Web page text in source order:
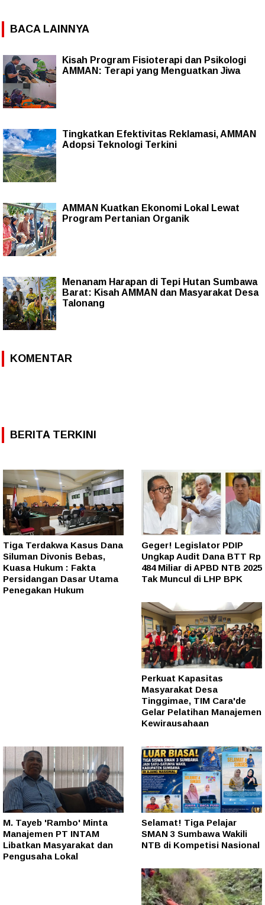
BACA LAINNYA
Kisah Program Fisioterapi dan Psikologi
AMMAN: Terapi yang Menguatkan Jiwa
Tingkatkan Efektivitas Reklamasi, AMMAN
Adopsi Teknologi Terkini
AMMAN Kuatkan Ekonomi Lokal Lewat
Program Pertanian Organik
Menanam Harapan di Tepi Hutan Sumbawa
Barat: Kisah AMMAN dan Masyarakat Desa
Talonang
KOMENTAR
BERITA TERKINI
Tiga Terdakwa Kasus Dana
Siluman Divonis Bebas,
Kuasa Hukum : Fakta
Persidangan Dasar Utama
Penegakan Hukum
Geger! Legislator PDIP
Ungkap Audit Dana BTT Rp
484 Miliar di APBD NTB 2025
Tak Muncul di LHP BPK
Perkuat Kapasitas
Masyarakat Desa
Tinggimae, TIM Cara'de
Gelar Pelatihan Manajemen
Kewirausahaan
M. Tayeb 'Rambo' Minta
Manajemen PT INTAM
Libatkan Masyarakat dan
Pengusaha Lokal
Selamat! Tiga Pelajar
SMAN 3 Sumbawa Wakili
NTB di Kompetisi Nasional